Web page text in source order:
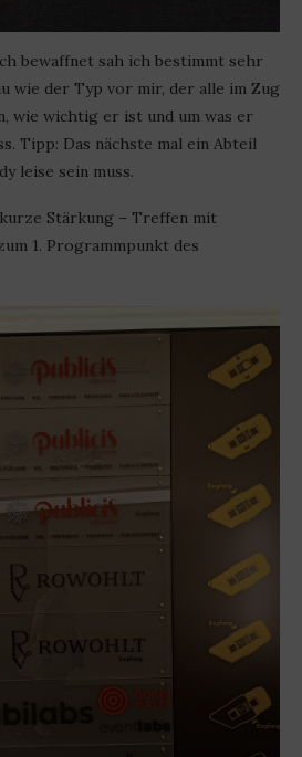
bewaffnet sah ich bestimmt sehr
wie der Typ vor mir, der alle im Zug
wie wichtig er ist und um was er
Tipp: Das nächste mal ein Abteil
leise sein muss.
Stärkung – Treffen mit
1. Programmpunkt des